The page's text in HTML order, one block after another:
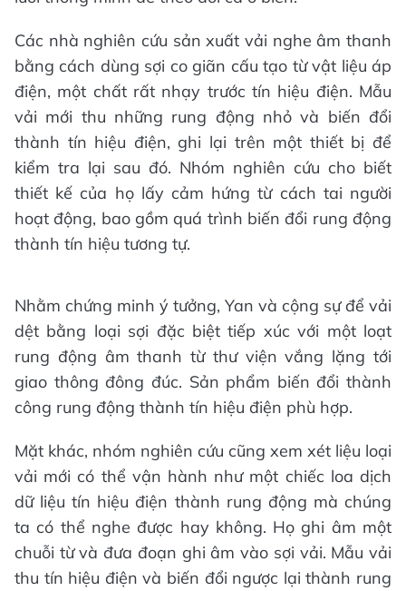
Các nhà nghiên cứu sản xuất vải nghe âm thanh
bằng cách dùng sợi co giãn cấu tạo từ vật liệu áp
điện, một chất rất nhạy trước tín hiệu điện. Mẫu
vải mới thu những rung động nhỏ và biến đổi
thành tín hiệu điện, ghi lại trên một thiết bị để
kiểm tra lại sau đó. Nhóm nghiên cứu cho biết
thiết kế của họ lấy cảm hứng từ cách tai người
hoạt động, bao gồm quá trình biến đổi rung động
thành tín hiệu tương tự.
Nhằm chứng minh ý tưởng, Yan và cộng sự để vải
dệt bằng loại sợi đặc biệt tiếp xúc với một loạt
rung động âm thanh từ thư viện vắng lặng tới
giao thông đông đúc. Sản phẩm biến đổi thành
công rung động thành tín hiệu điện phù hợp.
Mặt khác, nhóm nghiên cứu cũng xem xét liệu loại
vải mới có thể vận hành như một chiếc loa dịch
dữ liệu tín hiệu điện thành rung động mà chúng
ta có thể nghe được hay không. Họ ghi âm một
chuỗi từ và đưa đoạn ghi âm vào sợi vải. Mẫu vải
thu tín hiệu điện và biến đổi ngược lại thành rung